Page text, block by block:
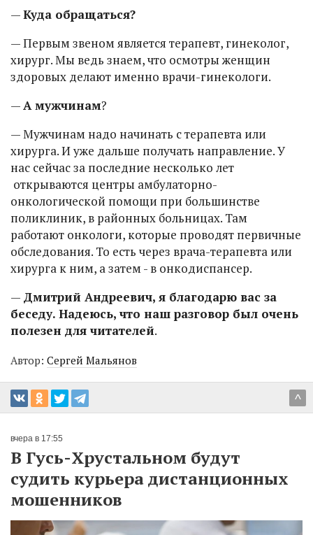
—Куда обращаться?
— Первым звеном является терапевт, гинеколог,
хирург. Мы ведь знаем, что осмотры женщин
здоровых делают именно врачи-гинекологи.
—А мужчинам?
— Мужчинам надо начинать с терапевта или
хирурга. И уже дальше получать направление. У
нас сейчас за последние несколько лет
открываются центры амбулаторно-
онкологической помощи при большинстве
поликлиник, в районных больницах. Там
работают онкологи, которые проводят первичные
обследования. То есть через врача-терапевта или
хирурга к ним, а затем - в онкодиспансер.
— Дмитрий Андреевич, я благодарю вас за
беседу. Надеюсь, что наш разговор был очень
полезен для читателей.
Автор: Сергей Мальянов
^
вчера в 17:55
В Гусь-Хрустальном будут
судить курьера дистанционных
мошенников